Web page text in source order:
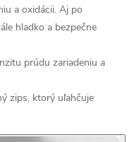
a oxidácii. Aj po
hladko a bezpečne
prúdu zariadeniu a
zips, ktorý uľahčuje